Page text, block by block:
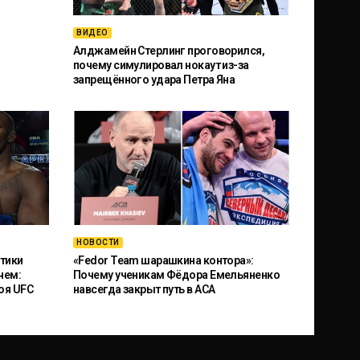
ВИДЕО
Алджамейн Стерлинг проговорился,
почему симулировал нокаут из-за
запрещённого удара Петра Яна
UFC
НОВОСТИ
«Fedor Team шарашкина контора»:
Почему ученикам Фёдора Емельяненко
навсегда закрыт путь в ACA